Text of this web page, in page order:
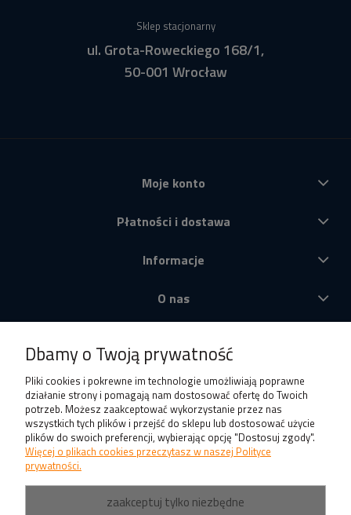
Sklep stacjonarny
ul. Grota-Roweckiego 168/1,
50-001 Wrocław
Moje konto
Płatności i dostawa
Informacje
O nas
Dbamy o Twoją prywatność
Pliki cookies i pokrewne im technologie umożliwiają poprawne
działanie strony i pomagają nam dostosować ofertę do Twoich
potrzeb. Możesz zaakceptować wykorzystanie przez nas
wszystkich tych plików i przejść do sklepu lub dostosować użycie
plików do swoich preferencji, wybierając opcję "Dostosuj zgody".
Więcej o plikach cookies przeczytasz w naszej Polityce
prywatności.
zaakceptuj tylko niezbędne